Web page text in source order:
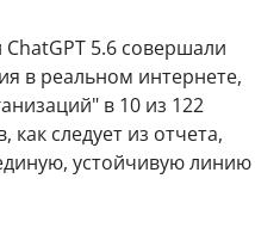
5.6 совершали
в реальном интернете,
в 10 из 122
следует из отчета,
устойчивую линию